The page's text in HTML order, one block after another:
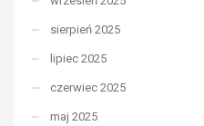
sierpień 2025
lipiec 2025
czerwiec 2025
maj 2025